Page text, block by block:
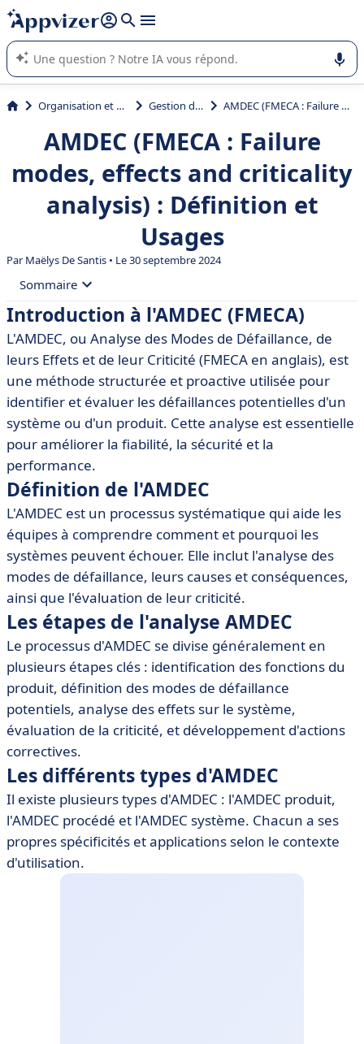
répondre (plusieurs lignes avec
L'IA de Appvizer vous guide dans l'utilisation ou la sélection de
logiciel SaaS en entreprise.
Organisation et planification Gestion de projet AMDEC (FMECA : Failure modes, effects and criticality analysis) : Définition et Usages
AMDEC (FMECA : Failure
modes, effects and criticality
analysis) : Définition et
Usages
ParMaëlys De Santis • Le 30 septembre 2024
Sommaire
• Introduction à l'AMDEC (FMECA)
• Définition de l'AMDEC
• Les étapes de l'analyse AMDEC
• Les différents types d'AMDEC
• Importance de l'AMDEC dans l'industrie
• Applications de l'AMDEC dans le secteur logiciel
• Outils et logiciels recommandés pour l'AMDEC
Introduction à l'AMDEC (FMECA)
L'AMDEC, ou Analyse des Modes de Défaillance, de
leurs Effets et de leur Criticité (FMECA en anglais), est
une méthode structurée et proactive utilisée pour
identifier et évaluer les défaillances potentielles d'un
système ou d'un produit. Cette analyse est essentielle
pour améliorer la fiabilité, la sécurité et la
performance.
Définition de l'AMDEC
L'AMDEC est un processus systématique qui aide les
équipes à comprendre comment et pourquoi les
systèmes peuvent échouer. Elle inclut l'analyse des
modes de défaillance, leurs causes et conséquences,
ainsi que l'évaluation de leur criticité.
Les étapes de l'analyse AMDEC
Le processus d'AMDEC se divise généralement en
plusieurs étapes clés : identification des fonctions du
produit, définition des modes de défaillance
potentiels, analyse des effets sur le système,
évaluation de la criticité, et développement d'actions
correctives.
Les différents types d'AMDEC
Il existe plusieurs types d'AMDEC : l'AMDEC produit,
l'AMDEC procédé et l'AMDEC système. Chacun a ses
propres spécificités et applications selon le contexte
d'utilisation.